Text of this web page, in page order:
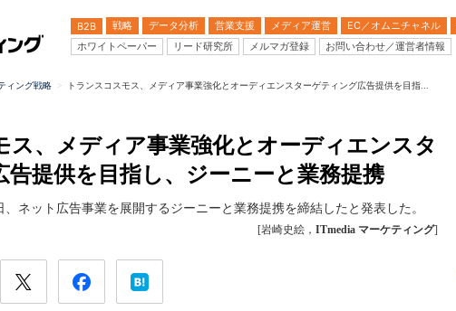
B2B 戦略 データ分析 営業支援 メディア運営 EC／オムニチャネル
ホワイトペーパー
リード研究所 メルマガ登録 お問い合わせ／運営者情報
ィング戦略 トランスコスモス、メディア事業強化とオーディエンスターゲティング広告提供を目指...
ス、メディア事業強化とオーディエンスタ
告提供を目指し、ジーニーと業務提携
、ネット広告事業を展開するジーニーと業務提携を締結したと発表した。
[岩崎史絵， ITmedia マーケティング]